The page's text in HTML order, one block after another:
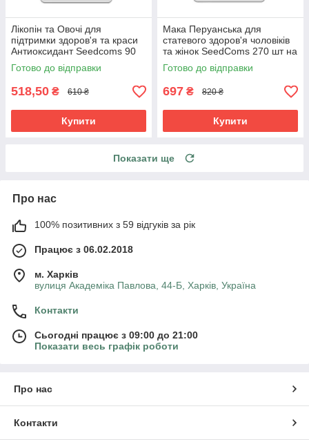
Лікопін та Овочі для
підтримки здоров'я та краси
Антиоксидант Seedcoms 90
капсул на 3 місяці прийому
Готово до відправки
518,50 ₴ 610 ₴
Купити
Мака Перуанська для
статевого здоров'я чоловіків
та жінок SeedComs 270 шт на
3 місяці прийому
Готово до відправки
697 ₴ 820 ₴
Купити
Показати ще
Про нас
100% позитивних з 59 відгуків за рік
Працює з 06.02.2018
м. Харків
вулиця Академіка Павлова, 44-Б, Харків, Україна
Контакти
Сьогодні працює з 09:00 до 21:00
Показати весь графік роботи
Про нас
Контакти